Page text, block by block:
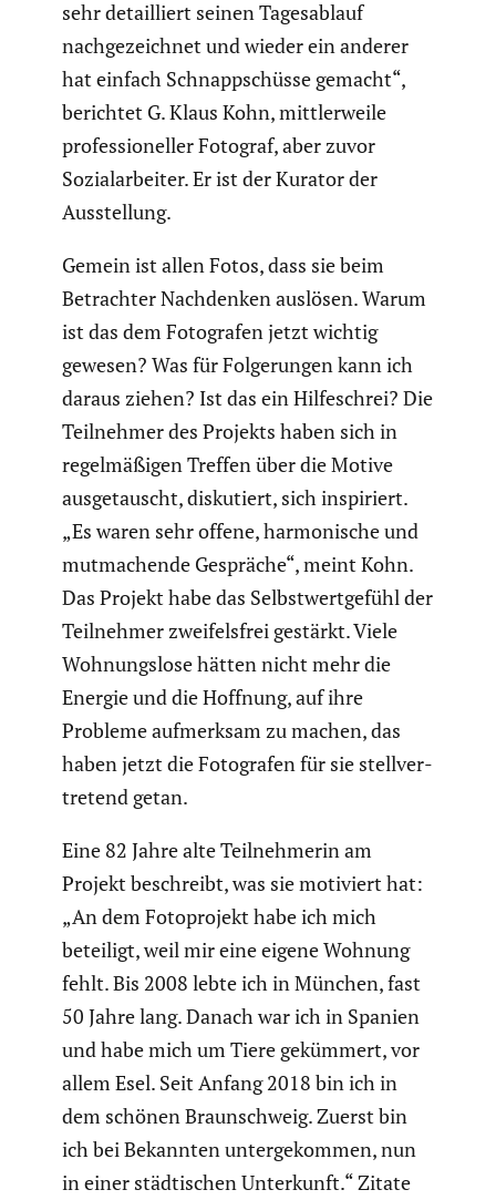
sehr detail­liert seinen Tages­ab­lauf
nachge­zeichnet und wieder ein anderer
hat einfach Schnapp­schüsse gemacht“,
berichtet G. Klaus Kohn, mittler­weile
profes­sio­neller Fotograf, aber zuvor
Sozial­ar­beiter. Er ist der Kurator der
Ausstel­lung.
Gemein ist allen Fotos, dass sie beim
Betrachter Nachdenken auslösen. Warum
ist das dem Fotografen jetzt wichtig
gewesen? Was für Folge­rungen kann ich
daraus ziehen? Ist das ein Hilfe­schrei? Die
Teilnehmer des Projekts haben sich in
regel­mä­ßigen Treffen über die Motive
ausge­tauscht, disku­tiert, sich inspi­riert.
„Es waren sehr offene, harmo­ni­sche und
mutma­chende Gespräche“, meint Kohn.
Das Projekt habe das Selbst­wert­ge­fühl der
Teilnehmer zweifels­frei gestärkt. Viele
Wohnungs­lose hätten nicht mehr die
Energie und die Hoffnung, auf ihre
Probleme aufmerksam zu machen, das
haben jetzt die Fotografen für sie stell­ver­
tre­tend getan.
Eine 82 Jahre alte Teilneh­merin am
Projekt beschreibt, was sie motiviert hat:
„An dem Fotopro­jekt habe ich mich
beteiligt, weil mir eine eigene Wohnung
fehlt. Bis 2008 lebte ich in München, fast
50 Jahre lang. Danach war ich in Spanien
und habe mich um Tiere gekümmert, vor
allem Esel. Seit Anfang 2018 bin ich in
dem schönen Braun­schweig. Zuerst bin
ich bei Bekannten unter­ge­kommen, nun
in einer städti­schen Unter­kunft.“ Zitate